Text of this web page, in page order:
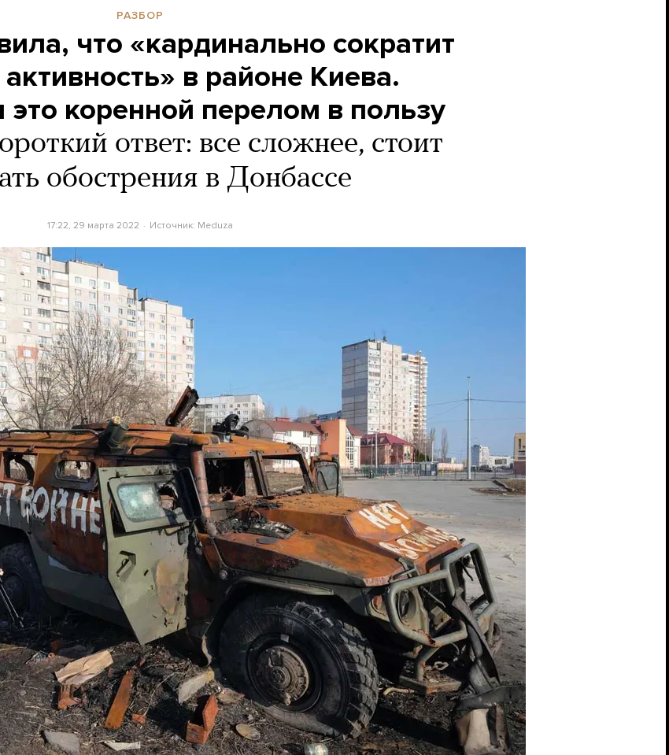
РАЗБОР
что «кардинально сократит
в районе Киева.
это коренной перелом в пользу
ответ: все сложнее, стоит
обострения в Донбассе
17:22, 29 марта 2022 Источник: Meduza